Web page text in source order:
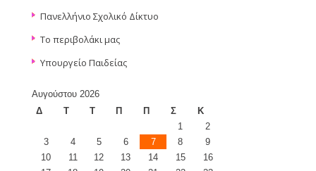
Πανελλήνιο Σχολικό Δίκτυο
Το περιβολάκι μας
Υπουργείο Παιδείας
Αυγούστου 2026
Δ
Τ Τ Π Π Σ
Κ
1
2
3
4 5 6 7 8
9
10
11 12 13 14 15
16